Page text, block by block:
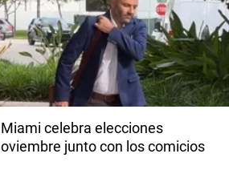
celebra elecciones
junto con los comicios